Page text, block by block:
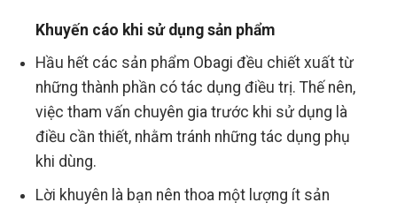
Khuyến cáo khi sử dụng sản phẩm
Hầu hết các sản phẩm Obagi đều chiết xuất từ
những thành phần có tác dụng điều trị. Thế nên,
việc tham vấn chuyên gia trước khi sử dụng là
điều cần thiết, nhằm tránh những tác dụng phụ
khi dùng.
Lời khuyên là bạn nên thoa một lượng ít sản